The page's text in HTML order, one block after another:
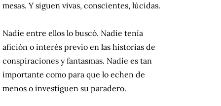
mesas. Y siguen vivas, conscientes, lúcidas.
Nadie entre ellos lo buscó. Nadie tenía
afición o interés previo en las historias de
conspiraciones y fantasmas. Nadie es tan
importante como para que lo echen de
menos o investiguen su paradero.